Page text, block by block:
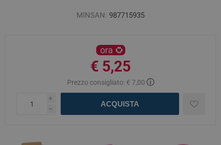
MINSAN: 987715935
ora
€ 5,25
Prezzo consigliato: € 7,00 ⓘ
i
h
ACQUISTA